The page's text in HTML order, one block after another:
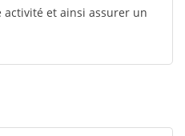
et ainsi assurer un